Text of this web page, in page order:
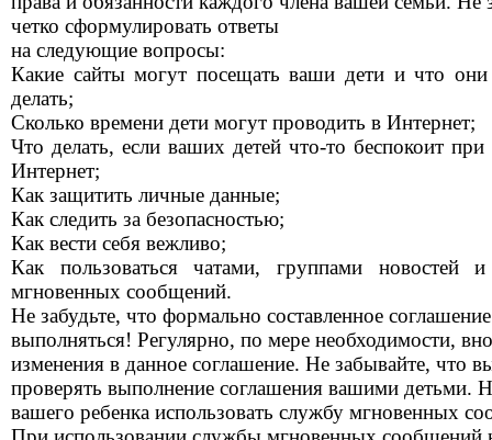
четко сформулировать ответы
на следующие вопросы:
Какие сайты могут посещать ваши дети и что
делать;
Сколько времени дети могут проводить в Интернет;
Что делать, если ваших детей что-то беспокоит
Интернет;
Как защитить личные данные;
Как следить за безопасностью;
Как вести себя вежливо;
Как пользоваться чатами, группами новостей
мгновенных сообщений.
Не забудьте, что формально составленное
выполняться! Регулярно, по мере необходимости,
изменения в данное соглашение. Не забывайте, что
проверять выполнение соглашения вашими детьми.
вашего ребенка использовать службу мгновенных